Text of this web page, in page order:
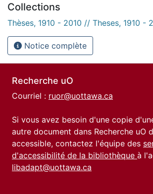
Collections
Thèses, 1910 - 2010 // Theses, 1910 -
Notice complète
Recherche uO
Courriel : ruor@uottawa.ca
Si vous avez besoin d'une copie
autre document dans Recherche uO
accessible, contactez l'équipe des
d'accessibilité de la bibliothèque à
libadapt@uottawa.ca